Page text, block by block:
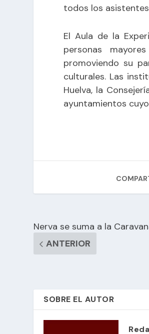
todos los
El Aula de la
personas
promoviendo su
culturales. Las
Huelva, la
ayuntamientos
Nerva se suma a la
ANTERIOR
SOBRE EL AUTOR